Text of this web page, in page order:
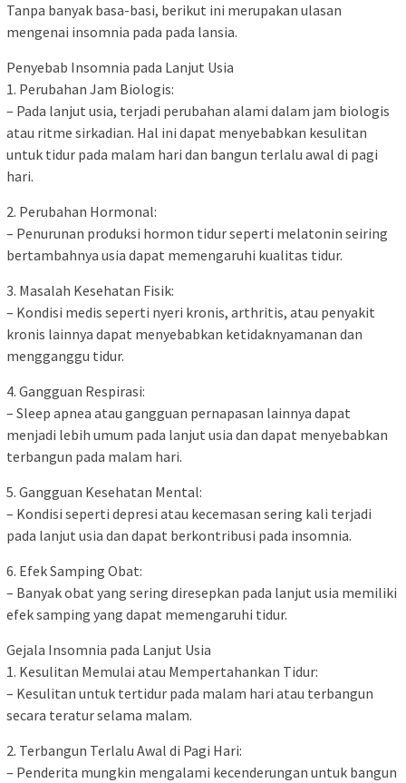
Tanpa banyak basa-basi, berikut ini merupakan ulasan
mengenai insomnia pada pada lansia.
Penyebab Insomnia pada Lanjut Usia
1. Perubahan Jam Biologis:
– Pada lanjut usia, terjadi perubahan alami dalam jam biologis
atau ritme sirkadian. Hal ini dapat menyebabkan kesulitan
untuk tidur pada malam hari dan bangun terlalu awal di pagi
hari.
2. Perubahan Hormonal:
– Penurunan produksi hormon tidur seperti melatonin seiring
bertambahnya usia dapat memengaruhi kualitas tidur.
3. Masalah Kesehatan Fisik:
– Kondisi medis seperti nyeri kronis, arthritis, atau penyakit
kronis lainnya dapat menyebabkan ketidaknyamanan dan
mengganggu tidur.
4. Gangguan Respirasi:
– Sleep apnea atau gangguan pernapasan lainnya dapat
menjadi lebih umum pada lanjut usia dan dapat menyebabkan
terbangun pada malam hari.
5. Gangguan Kesehatan Mental:
– Kondisi seperti depresi atau kecemasan sering kali terjadi
pada lanjut usia dan dapat berkontribusi pada insomnia.
6. Efek Samping Obat:
– Banyak obat yang sering diresepkan pada lanjut usia memiliki
efek samping yang dapat memengaruhi tidur.
Gejala Insomnia pada Lanjut Usia
1. Kesulitan Memulai atau Mempertahankan Tidur:
– Kesulitan untuk tertidur pada malam hari atau terbangun
secara teratur selama malam.
2. Terbangun Terlalu Awal di Pagi Hari:
– Penderita mungkin mengalami kecenderungan untuk bangun